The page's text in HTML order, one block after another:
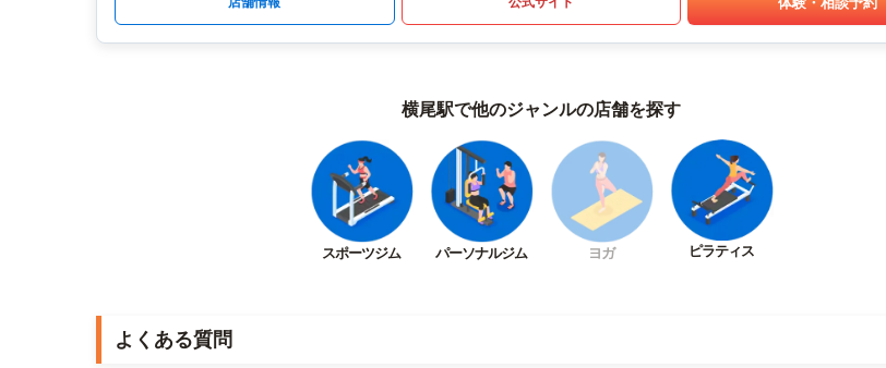
横尾駅で他のジャンルの店舗を探す
スポーツジム パーソナルジム ヨガ ピラティス
よくある質問